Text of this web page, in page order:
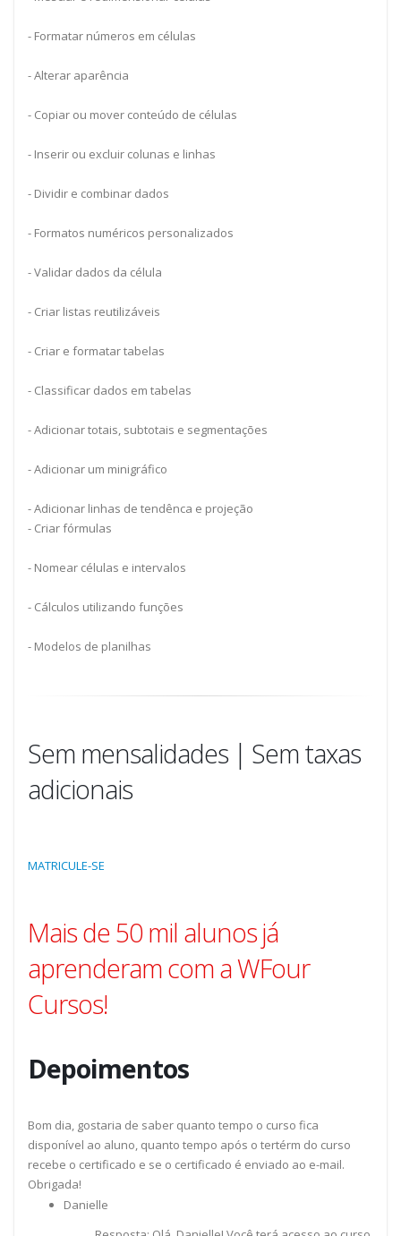
- Formatar números em células
- Alterar aparência
- Copiar ou mover conteúdo de células
- Inserir ou excluir colunas e linhas
- Dividir e combinar dados
- Formatos numéricos personalizados
- Validar dados da célula
- Criar listas reutilizáveis
- Criar e formatar tabelas
- Classificar dados em tabelas
- Adicionar totais, subtotais e segmentações
- Adicionar um minigráfico
- Adicionar linhas de tendênca e projeção
- Criar fórmulas
- Nomear células e intervalos
- Cálculos utilizando funções
- Modelos de planilhas
Sem mensalidades | Sem taxas
adicionais
MATRICULE-SE
Mais de 50 mil alunos já
aprenderam com a WFour
Cursos!
Depoimentos
Bom dia, gostaria de saber quanto tempo o curso fica
disponível ao aluno, quanto tempo após o tertérm do curso
recebe o certificado e se o certificado é enviado ao e-mail.
Obrigada!
Danielle